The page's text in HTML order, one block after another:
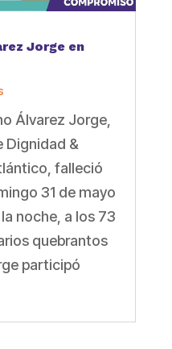
Jorge en
Álvarez Jorge,
Dignidad &
falleció
31 de mayo
noche, a los 73
quebrantos
participó